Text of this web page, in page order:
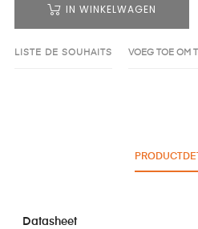
IN WINKELWAGEN
LISTE DE SOUHAITS VOEG TOE OM
Datasheet